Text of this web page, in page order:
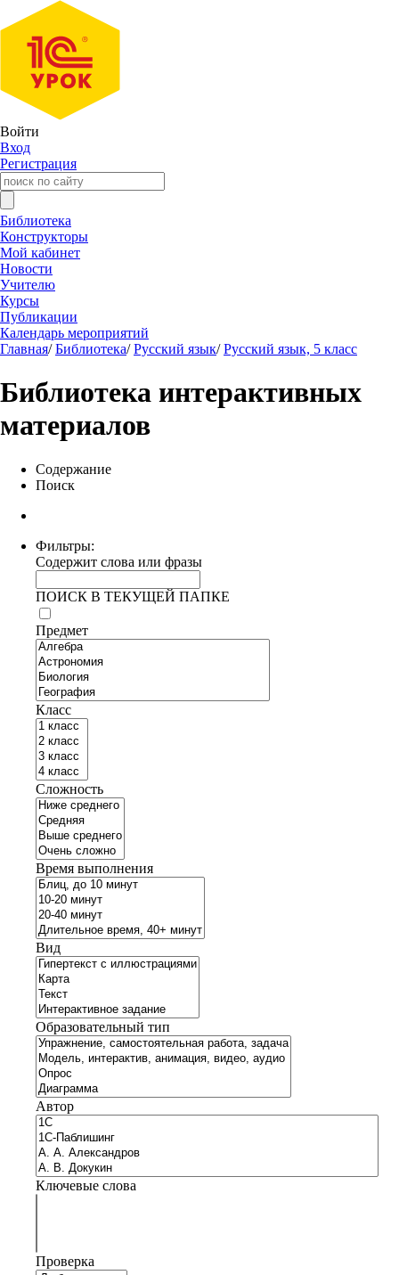
Войти
Вход
Регистрация
Библиотека
Конструкторы
Мой кабинет
Новости
Учителю
Курсы
Публикации
Календарь мероприятий
Главная/ Библиотека/ Русский язык/ Русский язык, 5 класс
Библиотека интерактивных
материалов
Содержание
Поиск
Фильтры:
Содержит слова или фразы
ПОИСК В ТЕКУЩЕЙ ПАПКЕ
Предмет
Класс
Сложность
Время выполнения
Вид
Образовательный тип
Автор
Ключевые слова
Проверка